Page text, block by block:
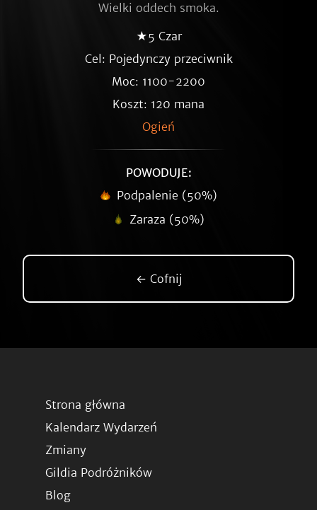
Wielki oddech smoka.
★5 Czar
Cel: Pojedynczy przeciwnik
Moc: 1100-2200
Koszt: 120 mana
Ogień
POWODUJE:
Podpalenie (50%)
Zaraza (50%)
← Cofnij
Strona główna
Kalendarz Wydarzeń
Zmiany
Gildia Podróżników
Blog